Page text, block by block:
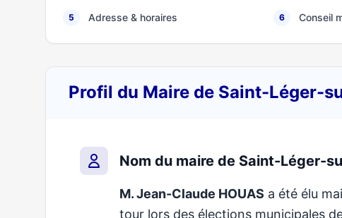
5 Adresse & horaires 6 Conseil
Profil du Maire de Saint-Léger-
Nom du maire de Saint-Léger-
M. Jean-Claude HOUAS a été élu
tour lors des élections municipales